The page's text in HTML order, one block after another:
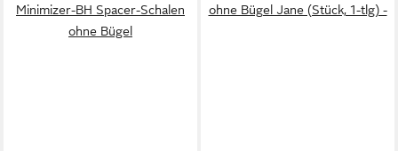
Minimizer-BH Spacer-Schalen
ohne Bügel
ohne Bügel Jane (Stück, 1-tlg) -